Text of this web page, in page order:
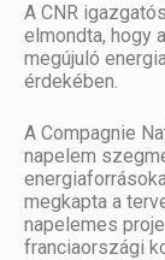
A CNR
elmondta, hogy
megújuló
érdekében.
A Compagnie
napelem
megkapta a
napelemes
franciaországi